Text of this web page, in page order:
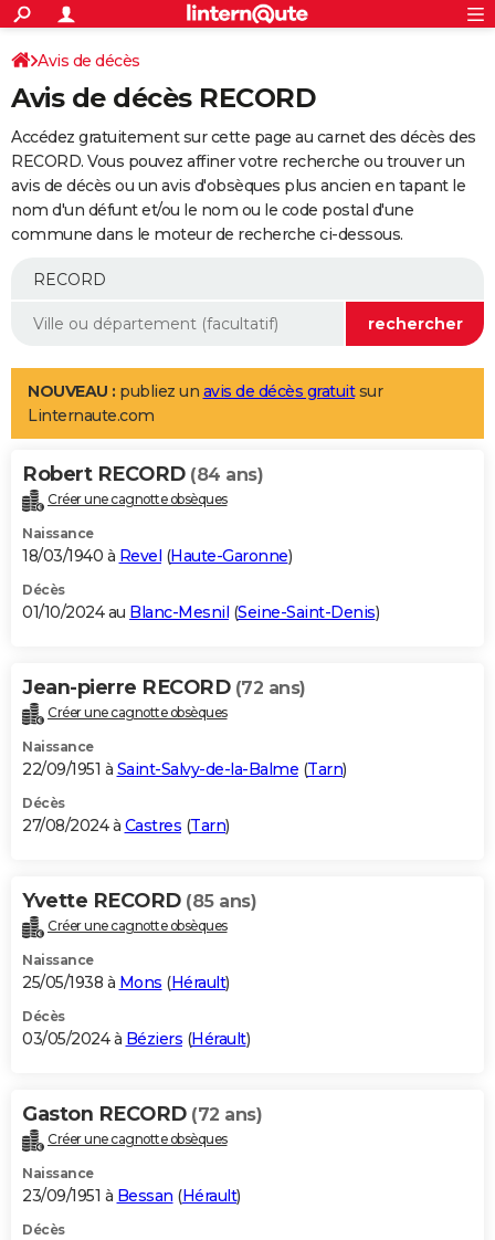
ACTUALITÉS
Politique
Société
Faits Divers
Education
Monde
Villes
+
SPORT
Coupe du monde 2026
Football
Tennis
Cyclisme
Rugby
Forum
Programme TV
TNT
Streaming
Cinéma
Sorties cinéma
Musique
+
FINANCE
Retraite
Epargne
Immobilier
Risques naturels par ville
Banque
Assurance
AUTO
Essais
Réserver un essai
Citadines
Berlines
SUV
Forum auto
+
Mobiles
Meilleur smartphone
Internet
Ordinateurs
Jeux vidéo
Guide high-tech
Aménagement intérieur
LIFESTYLE
Art de vivre
Bien-être
Loisirs
Mode
Modes de vie
Alimentation
Guide de la santé
Maladies
Médicaments
Sommeil
VOYAGE
Destinations
City break
Voyage nature
Voyage de noces
Forum
Climat
+PHOTO
GUIDES D'ACHAT
BONS PLANS
Carte de Noël
Carte Bonne année
Carte Saint-Valentin
Carte Pâques
Carte d'anniversaire
DICTIONNAIRE
Dictionnaire
Biographies
Citations
Expressions
Proverbes
PROGRAMME TV
S'inscrire
Se connecter
Lycées
Collèges
Primaires
Universités
Entreprises
Service militaire
Avis de recherche
AVIS DE DÉCÈS
Bricolage
Lifestyle
Culture
Sport
Auto
Television
Voyage
Cinema
Avis de décès
Avis de décès RECORD
Accédez gratuitement sur cette page au carnet des décès des
RECORD. Vous pouvez affiner votre recherche ou trouver un
avis de décès ou un avis d'obsèques plus ancien en tapant le
nom d'un défunt et/ou le nom ou le code postal d'une
commune dans le moteur de recherche ci-dessous.
NOUVEAU : publiez un avis de décès gratuitsur
Linternaute.com
Robert RECORD (84 ans)
Créer une cagnotte obsèques
Naissance
18/03/1940 à Revel (Haute-Garonne)
Décès
01/10/2024 au Blanc-Mesnil (Seine-Saint-Denis)
Jean-pierre RECORD (72 ans)
Créer une cagnotte obsèques
Naissance
22/09/1951 à Saint-Salvy-de-la-Balme (Tarn)
Décès
27/08/2024 à Castres (Tarn)
Yvette RECORD (85 ans)
Créer une cagnotte obsèques
Naissance
25/05/1938 à Mons (Hérault)
Décès
03/05/2024 à Béziers (Hérault)
Gaston RECORD (72 ans)
Créer une cagnotte obsèques
Naissance
23/09/1951 à Bessan (Hérault)
Décès